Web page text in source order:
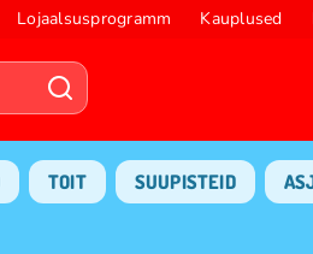
Lojaalsusprogramm Kauplused
TOIT SUUPISTEID